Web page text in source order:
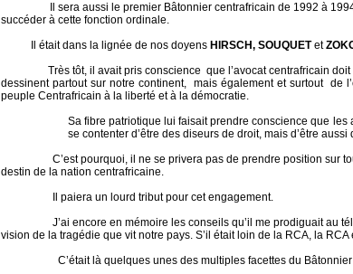
Il sera aussi le premier Bâtonnier centrafricain de 1992 à 1994.
succéder à cette fonction ordinale.
Il était dans la lignée de nos doyens HIRSCH, SOUQUETet
Très tôt, il avait pris conscience que l’avocat centrafricain doit
dessinent partout sur notre continent, mais également et surtout de
peuple Centrafricain à la liberté et à la démocratie.
Sa fibre patriotique lui faisait prendre conscience que les
se contenter d’être des diseurs de droit, mais d’être
C’est pourquoi, il ne se privera pas de prendre position sur
destin de la nation centrafricaine.
Il paiera un lourd tribut pour cet engagement.
J’ai encore en mémoire les conseils qu’il me prodiguait au
vision de la tragédie que vit notre pays. S’il était loin de la RCA, la
C’était là quelques unes des multiples facettes du Bâtonnier